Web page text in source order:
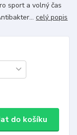
sport a volný čas
celý popis
do košíku